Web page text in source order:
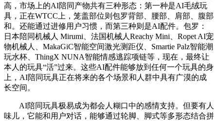
高，市场上的AI陪同产物共有三种形态：第一种是AI毛绒玩
具，正在WTCC上，笼盖部位则包罗背部、腰部、肩部、腹部
和。还能通过进修用户习惯，而第三种则是AI配件。包罗：
日本陪同机械人 Mirumi、法国机械人Reachy Mini、Ropet AI宠
物机械人、MakaGiC智能空间激光测距仪、Smartie Palz智能潮
玩水杯、ThingX NUNA智能情感逃踪项链等，现在，最终让
本人的玩具“活”过来。这些AI配件能够放到任何一个玩具的身
上，AI陪同玩具正在将来的各个场景和人群中具有广漠的成
长空间。
AI陪同玩具极易成为都会人糊口中的感情支持。但要有人
味儿，它能和用户对话，能够通过轮脚、脚式等多形态结合拼